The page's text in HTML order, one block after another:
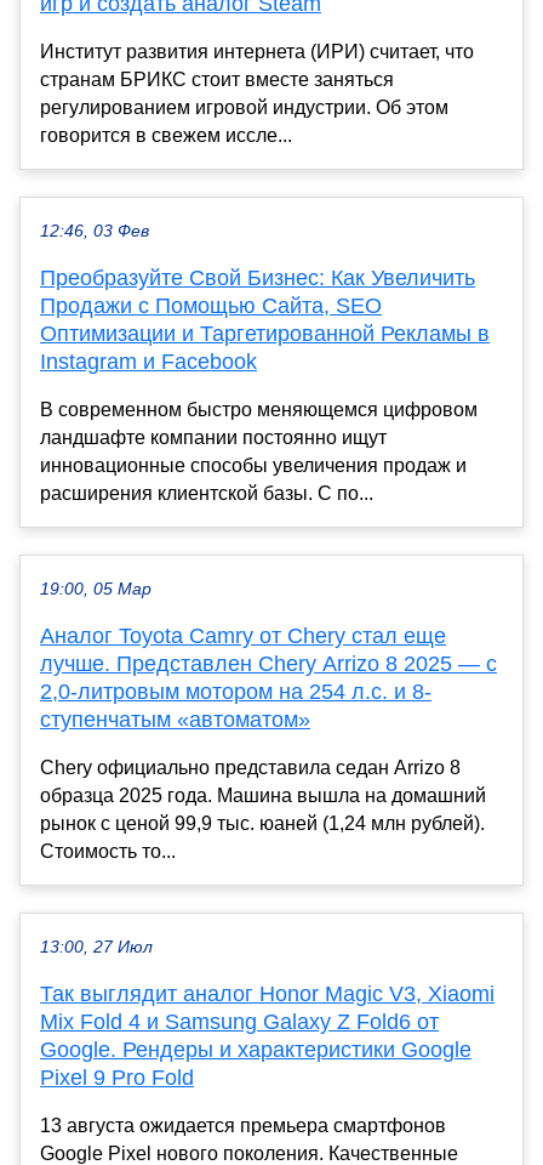
Институт развития интернета (ИРИ) считает, что
странам БРИКС стоит вместе заняться
регулированием игровой индустрии. Об этом
говорится в свежем иссле...
12:46, 03 Фев
Преобразуйте Свой Бизнес: Как Увеличить
Продажи с Помощью Сайта, SEO
Оптимизации и Таргетированной Рекламы в
Instagram и Facebook
В современном быстро меняющемся цифровом
ландшафте компании постоянно ищут
инновационные способы увеличения продаж и
расширения клиентской базы. С по...
19:00, 05 Мар
Аналог Toyota Camry от Chery стал еще
лучше. Представлен Chery Arrizo 8 2025 — с
2,0-литровым мотором на 254 л.с. и 8-
ступенчатым «автоматом»
Chery официально представила седан Arrizo 8
образца 2025 года. Машина вышла на домашний
рынок с ценой 99,9 тыс. юаней (1,24 млн рублей).
Стоимость то...
13:00, 27 Июл
Так выглядит аналог Honor Magic V3, Xiaomi
Mix Fold 4 и Samsung Galaxy Z Fold6 от
Google. Рендеры и характеристики Google
Pixel 9 Pro Fold
13 августа ожидается премьера смартфонов
Google Pixel нового поколения. Качественные